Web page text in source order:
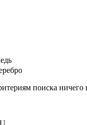
поиска ничего